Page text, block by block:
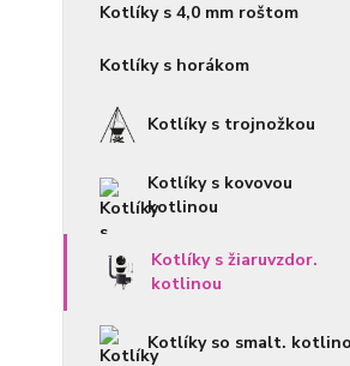
Kotlíky s 4,0 mm roštom
Kotlíky s horákom
Kotlíky s trojnožkou
Kotlíky s kovovou
kotlinou
Kotlíky s žiaruvzdor.
kotlinou
Kotlíky so smalt.